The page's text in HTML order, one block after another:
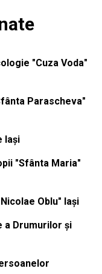
"Cuza Voda"
Parascheva"
Iași
"Sfânta Maria"
Oblu" Iași
a Drumurilor și